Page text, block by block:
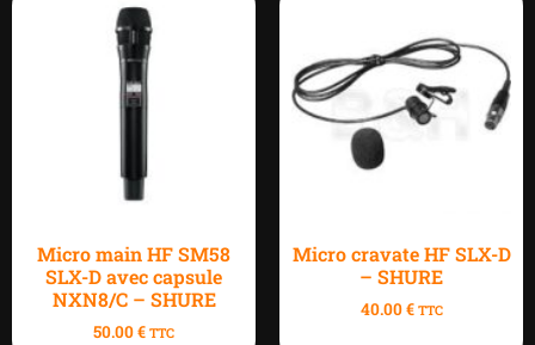
Micro main HF SM58
SLX-D avec capsule
NXN8/C – SHURE
50.00€ TTC
Micro cravate HF SLX-D
– SHURE
40.00€ TTC